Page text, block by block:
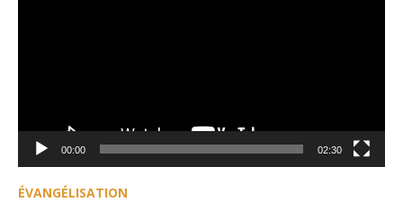
00:00 02:30
ÉVANGÉLISATION